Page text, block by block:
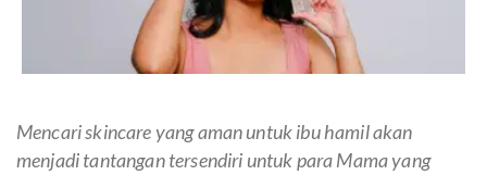
Mencari skincare yang aman untuk ibu hamil akan
menjadi tantangan tersendiri untuk para Mama yang